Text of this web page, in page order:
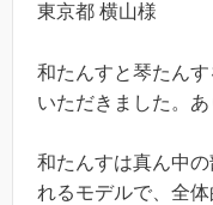
東京都 横山様
和たんすと琴たん
いただきました。あ
和たんすは真ん中
れるモデルで、全